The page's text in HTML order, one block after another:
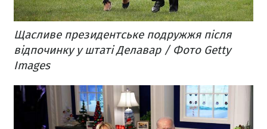
Щасливе президентське подружжя після
відпочинку у штаті Делавар / Фото Getty
Images